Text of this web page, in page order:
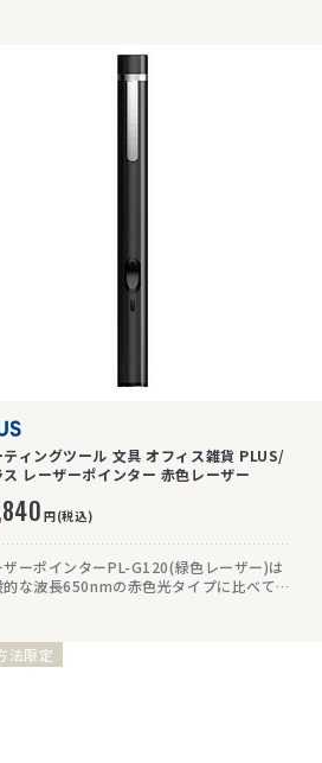
ティングツール 文具 オフィス雑貨 PLUS/
ス レーザーポインター 赤色レーザー
円(税込)
ザーポインターPL-G120(緑色レーザー)は
的な波長650nmの赤色光タイプに比べて約
には高級感ただようメタリック塗装を施
ます。
法限定